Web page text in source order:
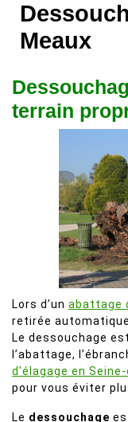
Meaux
terrain
Lors d’un abattage
retirée
Le dessouchage
l’abattage,
d'élagage en
pour vous éviter
Le dessouchage